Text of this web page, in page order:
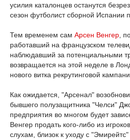
усилия каталонцев останутся
сезон футболист сборной Испании
Тем временем сам Арсен Венгер,
работавший на французском
наблюдавший за потенциальными
возвращается на этой неделе в
нового витка рекрутинговой
Как ожидается, "Арсенал"
бывшего полузащитника "Челси"
предприятия во многом будет
Венгер продать кого-либо из
слухам, близок к уходу с "Эмирейтс"